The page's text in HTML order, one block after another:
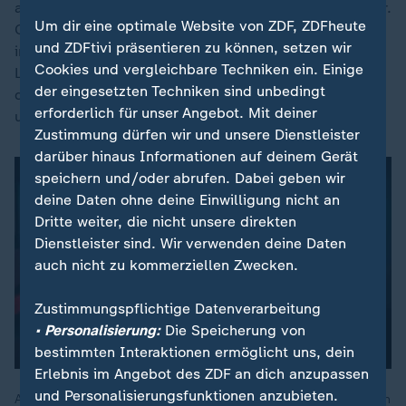
auch Drogen. T.C. raucht Crack - "Stein" heißt das hier.
Crack ist eine Form von Kokain, wird geraucht und ist
im Bahnhofsviertel meist für ein paar Euro zu haben.
Laut Drogenhilfeeinrichtungen und laut der Stadt ist
das die Hauptdroge hier; sie macht extrem abhängig
und wirkt nur kurz aufputschend.
Anabelle kam ins Frankfurter Bahnhofsviertel, um als Stripperin
Um dir eine optimale Website von ZDF, ZDFheute
und ZDFtivi präsentieren zu können, setzen wir
Cookies und vergleichbare Techniken ein. Einige
der eingesetzten Techniken sind unbedingt
erforderlich für unser Angebot. Mit deiner
Zustimmung dürfen wir und unsere Dienstleister
darüber hinaus Informationen auf deinem Gerät
speichern und/oder abrufen. Dabei geben wir
deine Daten ohne deine Einwilligung nicht an
Dritte weiter, die nicht unsere direkten
Dienstleister sind. Wir verwenden deine Daten
auch nicht zu kommerziellen Zwecken.
Zustimmungspflichtige Datenverarbeitung
• Personalisierung:Die Speicherung von
bestimmten Interaktionen ermöglicht uns, dein
Erlebnis im Angebot des ZDF an dich anzupassen
und Personalisierungsfunktionen anzubieten.